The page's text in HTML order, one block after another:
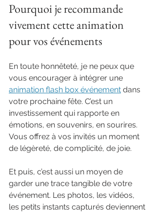
Pourquoi je recommande
vivement cette animation
pour vos événements
En toute honnêteté, je ne peux que
vous encourager à intégrer une
animation flash box événement dans
votre prochaine fête. C’est un
investissement qui rapporte en
émotions, en souvenirs, en sourires.
Vous offrez à vos invités un moment
de légèreté, de complicité, de joie.
Et puis, c’est aussi un moyen de
garder une trace tangible de votre
événement. Les photos, les vidéos,
les petits instants capturés deviennent